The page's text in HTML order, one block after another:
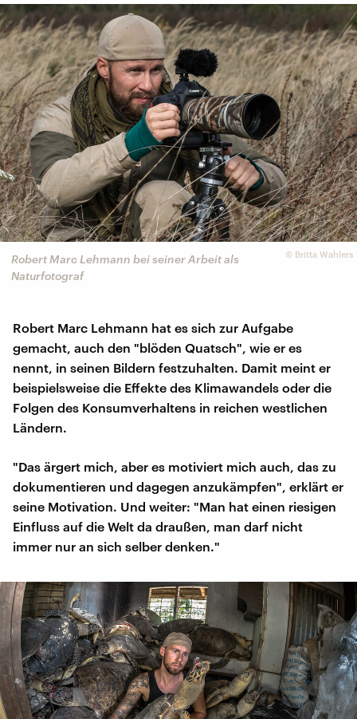
© Britta Wahlers
Robert Marc Lehmann bei seiner Arbeit als
Naturfotograf
Robert Marc Lehmann hat es sich zur Aufgabe
gemacht, auch den "blöden Quatsch", wie er es
nennt, in seinen Bildern festzuhalten. Damit meint er
beispielsweise die Effekte des Klimawandels oder die
Folgen des Konsumverhaltens in reichen westlichen
Ländern.
"Das ärgert mich, aber es motiviert mich auch, das zu
dokumentieren und dagegen anzukämpfen", erklärt er
seine Motivation. Und weiter: "Man hat einen riesigen
Einfluss auf die Welt da draußen, man darf nicht
immer nur an sich selber denken."